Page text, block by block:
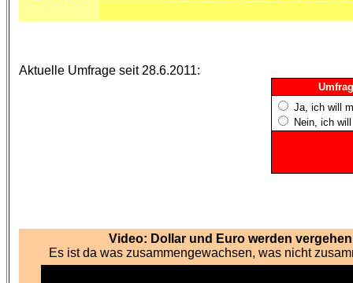
Aktuelle Umfrage seit 28.6.2011:
Ja, ich will
Nein, ich
Video: Dollar und Euro werden vergehen
Es ist da was zusammengewachsen, was nicht